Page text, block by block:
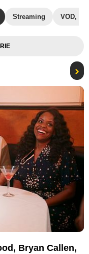
Streaming VOD,
Bryan Callen,